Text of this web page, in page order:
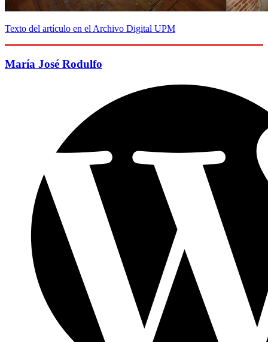
Texto del artículo en el Archivo Digital UPM
María José Rodulfo